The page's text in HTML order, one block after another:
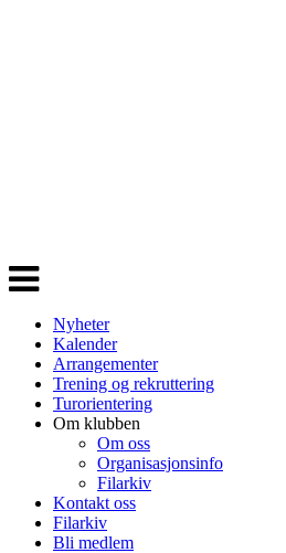
Veksle
navigasjon
Nyheter
Kalender
Arrangementer
Trening og rekruttering
Turorientering
Om klubben
Om oss
Organisasjonsinfo
Filarkiv
Kontakt oss
Filarkiv
Bli medlem